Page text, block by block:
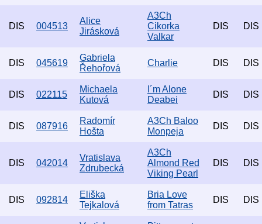
DIS 004513
Alice
Jirásková
A3Ch
Cikorka
Valkar
DIS DIS
DIS 045619
Gabriela
Řehořová
Charlie DIS DIS
DIS 022115
Michaela
Kutová
I´m Alone
Deabei
DIS DIS
DIS 087916
Radomír
Hošta
A3Ch Baloo
Monpeja
DIS DIS
DIS 042014
Vratislava
Zdrubecká
A3Ch
Almond Red
Viking Pearl
DIS DIS
DIS 092814
Eliška
Tejkalová
Bria Love
from Tatras
DIS DIS